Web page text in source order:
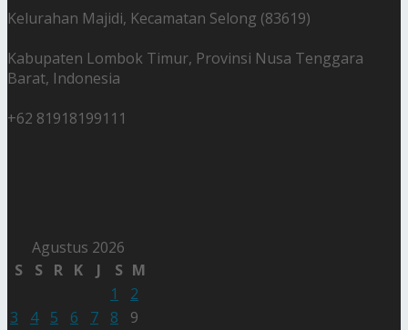
Kelurahan Majidi, Kecamatan Selong (83619)
Kabupaten Lombok Timur, Provinsi Nusa Tenggara
Barat, Indonesia
+62 81918199111
Agustus 2026
S
S R K J S M
1
2
3
4 5 6 7 8
9